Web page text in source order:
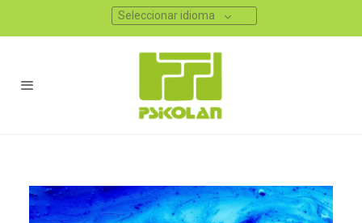
Seleccionar idioma